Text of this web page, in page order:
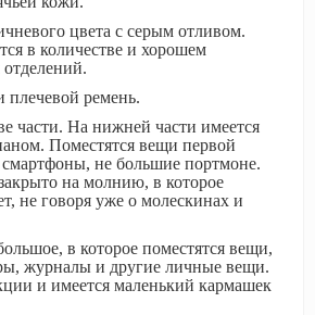
цвета с серым отливом.
в количестве и хорошем
плечевой ремень.
части. На нижней части имеется
Поместятся вещи первой
смартфоны, не большие портмоне.
на молнию, в которое
не говоря уже о молескинах и
в которое поместятся вещи,
журналы и другие личные вещи.
и имеется маленький кармашек